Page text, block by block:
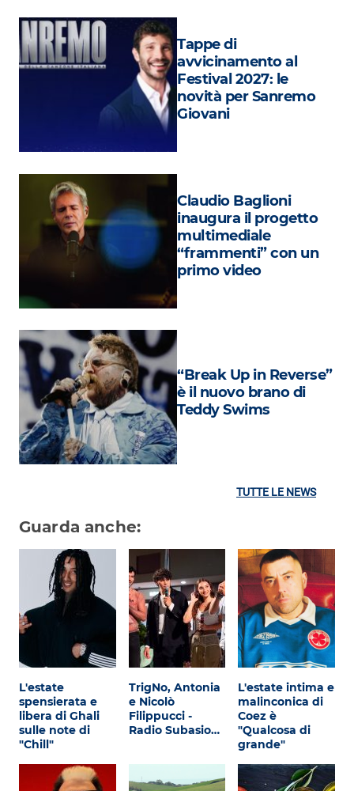
Musica
Cultura
Extra
Eventi
Tappe di
avvicinamento al
Festival 2027: le
novità per Sanremo
Giovani
Claudio Baglioni
inaugura il progetto
multimediale
“frammenti” con un
primo video
“Break Up in Reverse”
è il nuovo brano di
Teddy Swims
TUTTE LE NEWS
Guarda anche:
L'estate
spensierata e
libera di Ghali
sulle note di
"Chill"
TrigNo, Antonia
e Nicolò
Filippucci -
Radio Subasio…
L'estate intima e
malinconica di
Coez è
"Qualcosa di
grande"